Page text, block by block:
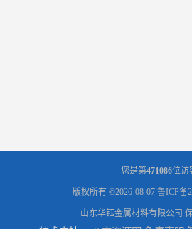
您是第471086位访
版权所有 ©2026-08-07 鲁ICP备
山东华钰金属材料有限公司